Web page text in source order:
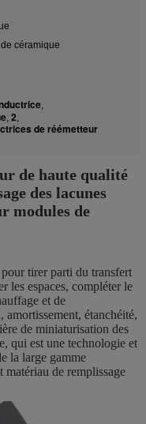
céramique
,
, 2,
de réémetteur
de haute qualité
des lacunes
modules de
tirer parti du transfert
les espaces, compléter le
et de
étanchéité,
de miniaturisation des
qui est une technologie et
la large gamme
matériau de remplissage